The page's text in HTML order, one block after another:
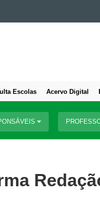
Escolas Acervo Digital